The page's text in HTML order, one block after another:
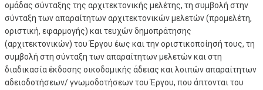
ομάδας σύνταξης της αρχιτεκτονικής μελέτης, τη συμβολή στην
σύνταξη των απαραίτητων αρχιτεκτονικών μελετών (προμελέτη,
οριστική, εφαρμογής) και τευχών δημοπράτησης
(αρχιτεκτονικών) του Έργου έως και την οριστικοποίησή τους, τη
συμβολή στη σύνταξη των απαραίτητων μελετών και στη
διαδικασία έκδοσης οικοδομικής άδειας και λοιπών απαραίτητων
αδειοδοτήσεων/ γνωμοδοτήσεων του Έργου, που άπτονται του